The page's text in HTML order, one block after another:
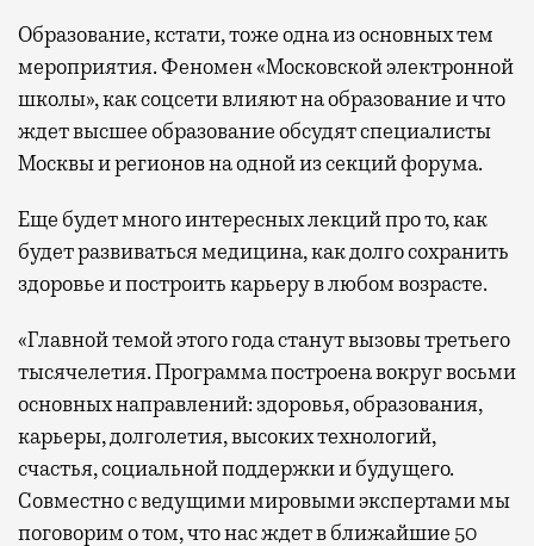
Образование, кстати, тоже одна из основных тем
мероприятия. Феномен «Московской электронной
школы», как соцсети влияют на образование и что
ждет высшее образование обсудят специалисты
Москвы и регионов на одной из секций форума.
Еще будет много интересных лекций про то, как
будет развиваться медицина, как долго сохранить
здоровье и построить карьеру в любом возрасте.
«Главной темой этого года станут вызовы третьего
тысячелетия. Программа построена вокруг восьми
основных направлений: здоровья, образования,
карьеры, долголетия, высоких технологий,
счастья, социальной поддержки и будущего.
Совместно с ведущими мировыми экспертами мы
поговорим о том, что нас ждет в ближайшие 50